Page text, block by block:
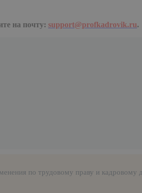
на почту: support@profkadrovik.ru.
по трудовому праву и кадровому